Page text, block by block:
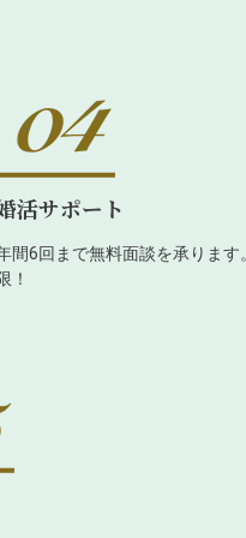
活サポート
間6回まで無料面談を承ります
！